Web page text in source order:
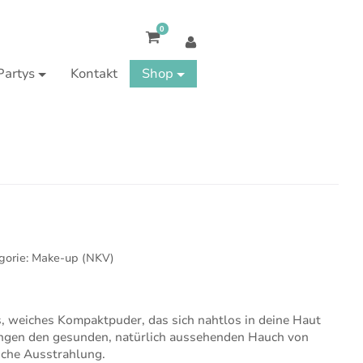
0
Kontakt Shop
Make-up (NKV)
weiches Kompaktpuder, das sich nahtlos in deine Haut
den gesunden, natürlich aussehenden Hauch von
Ausstrahlung.